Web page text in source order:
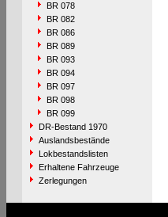
BR 078
BR 082
BR 086
BR 089
BR 093
BR 094
BR 097
BR 098
BR 099
DR-Bestand 1970
Auslandsbestände
Lokbestandslisten
Erhaltene Fahrzeuge
Zerlegungen